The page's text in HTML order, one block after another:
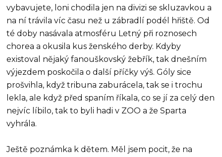
vybavujete, loni chodila jen na divizi se skluzavkou a
na ní trávila víc času než u zábradlí podél hřiště. Od
té doby nasávala atmosféru Letný při roznosech
chorea a okusila kus ženského derby. Kdyby
existoval nějaký fanouškovský žebřík, tak dnešním
výjezdem poskočila o další příčky výš. Góly sice
prošvihla, když tribuna zaburácela, tak se i trochu
lekla, ale když před spaním říkala, co se jí za celý den
nejvíc líbilo, tak to byli hadi v ZOO a že Sparta
vyhrála.
Ještě poznámka k dětem. Měl jsem pocit, že na